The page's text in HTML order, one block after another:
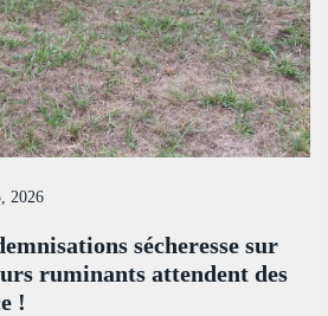
2026
sécheresse sur
ruminants attendent des
!